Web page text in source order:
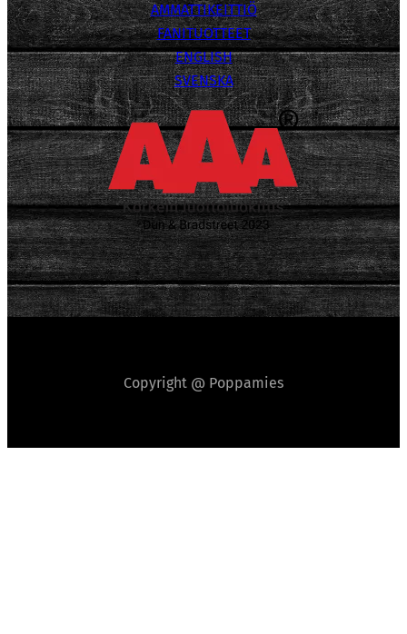
AMMATTIKEITTIÖ
FANITUOTTEET
ENGLISH
SVENSKA
Copyright @ Poppamies